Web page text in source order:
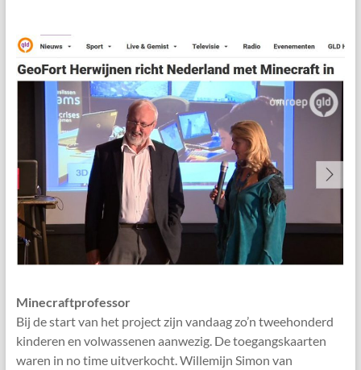
Minecraftprofessor
Bij de start van het project zijn vandaag zo’n tweehonderd
kinderen en volwassenen aanwezig. De toegangskaarten
waren in no time uitverkocht. Willemijn Simon van